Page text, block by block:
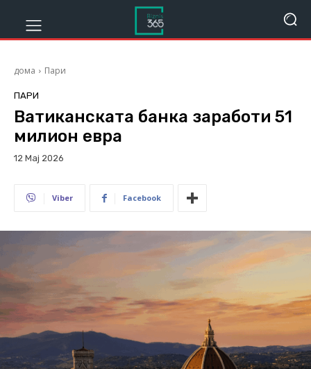
дома Пари
ПАРИ
Ватиканската банка заработи 51
милион евра
12 Мај 2026
Viber Facebook